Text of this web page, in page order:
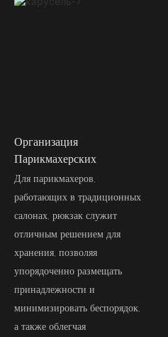
Организация
Парикмахерских
Для парикмахеров,
работающих в традиционных
салонах, рюкзак служит
отличным решением для
хранения, позволяя
упорядоченно размещать
принадлежности и
минимизировать беспорядок,
а также облегчая